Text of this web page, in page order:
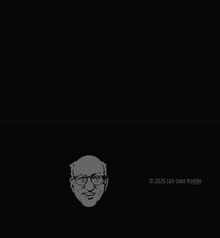
© 2026 Jan-Uwe Rogge